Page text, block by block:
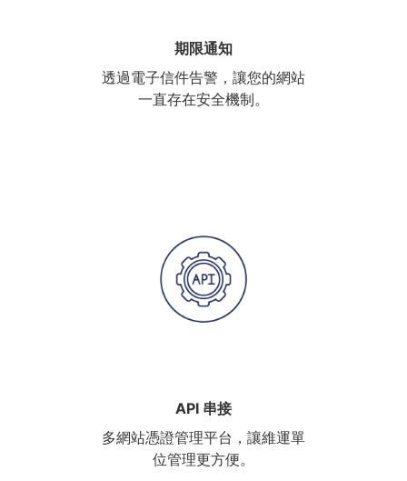
期限通知
透過電子信件告警，讓您的網站
一直存在安全機制。
API 串接
多網站憑證管理平台，讓維運單
位管理更方便。